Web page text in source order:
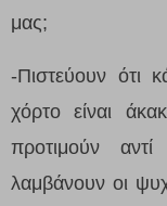
μας;
-Πιστεύουν ότι
χόρτο είναι
προτιμούν
λαμβάνουν οι